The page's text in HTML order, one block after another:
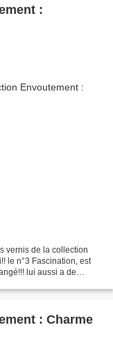
:
vernis de la collection
le n°3 Fascination, est
lui aussi a de
: Charme